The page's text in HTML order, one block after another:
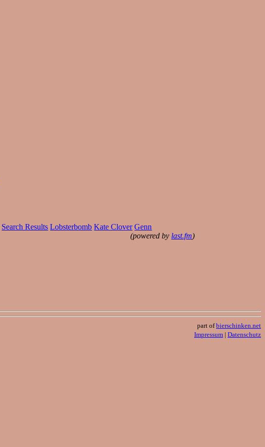
Search Results Lobsterbomb Kate Clover Genn
(powered by last.fm)
part ofbierschinken.net
Impressum | Datenschutz